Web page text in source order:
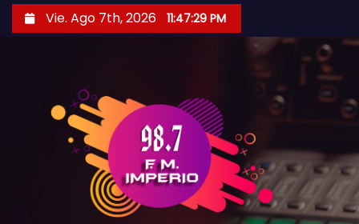
Vie. Ago 7th, 2026 11:47:31 PM